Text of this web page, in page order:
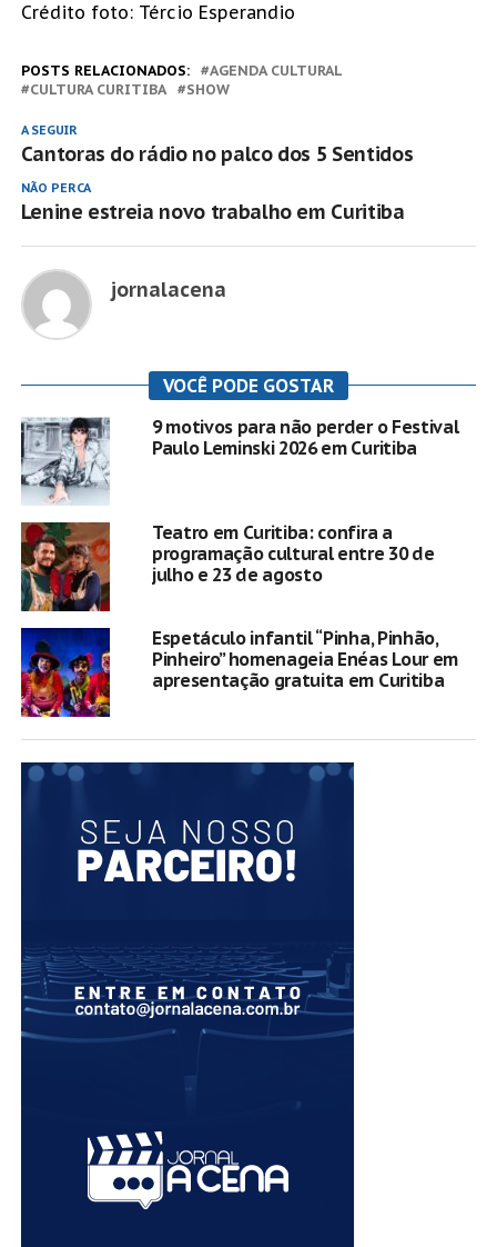
Crédito foto: Tércio Esperandio
POSTS RELACIONADOS:
AGENDA CULTURAL
CULTURA CURITIBA
SHOW
A SEGUIR
Cantoras do rádio no palco dos 5 Sentidos
NÃO PERCA
Lenine estreia novo trabalho em Curitiba
jornalacena
VOCÊ PODE GOSTAR
9 motivos para não perder o Festival
Paulo Leminski 2026 em Curitiba
Teatro em Curitiba: confira a
programação cultural entre 30 de
julho e 23 de agosto
Espetáculo infantil “Pinha, Pinhão,
Pinheiro” homenageia Enéas Lour em
apresentação gratuita em Curitiba